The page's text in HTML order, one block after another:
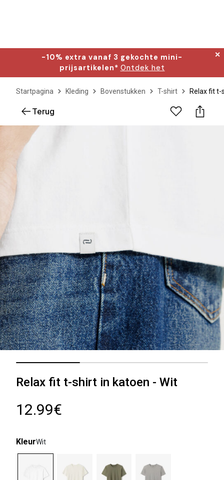
-10% extra vanaf 3 gekochte mini-
prijsartikelen* Ontdek het
✕
Startpagina Kleding Bovenstukken T-shirt Relax fit
Terug
Relax fit t-shirt in katoen - Wit
12.99€
KleurWit